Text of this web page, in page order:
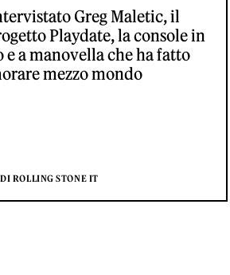
Greg Maletic, il
Playdate, la console in
e a manovella che ha fatto
mezzo mondo
DI ROLLING STONE IT